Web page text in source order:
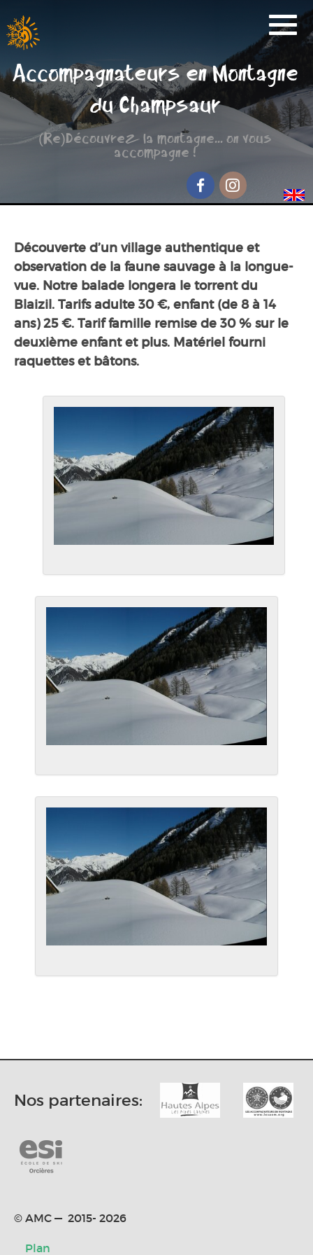
Accompagnateurs en Montagne
du Champsaur
(Re)Découvrez la montagne... on vous
accompagne !
FacebookInstagram
Activités
Réservation
Nos Partenaires
Scolaire
Groupe de randonnée
Séjour jeunesse
Contact et accès
Découverte d’un village authentique et
observation de la faune sauvage à la longue-
vue. Notre balade longera le torrent du
Blaizil. Tarifs adulte 30 €, enfant (de 8 à 14
ans) 25 €. Tarif famille remise de 30 % sur le
deuxième enfant et plus. Matériel fourni
raquettes et bâtons.
Nos partenaires:
© AMC — 2015- 2026
Plan